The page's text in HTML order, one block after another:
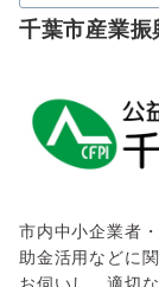
千葉市産業振
市内中小企業者
助金活用などに
お伺いし、適切